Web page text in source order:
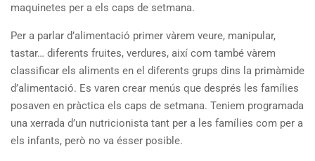
maquinetes per a els caps de setmana.
Per a parlar d’alimentació primer vàrem veure, manipular,
tastar… diferents fruites, verdures, així com també vàrem
classificar els aliments en el diferents grups dins la primàmide
d’alimentació. Es varen crear menús que després les famílies
posaven en pràctica els caps de setmana. Teniem programada
una xerrada d’un nutricionista tant per a les famílies com per a
els infants, però no va ésser posible.